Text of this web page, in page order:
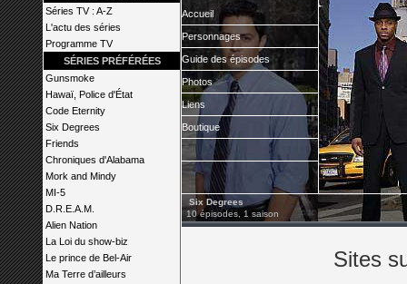
Séries TV : A-Z
L'actu des séries
Programme TV
SÉRIES PRÉFÉRÉES
Gunsmoke
Hawaï, Police d'État
Code Eternity
Six Degrees
Friends
Chroniques d'Alabama
Mork and Mindy
MI-5
D.R.E.A.M.
Alien Nation
La Loi du show-biz
Le prince de Bel-Air
Ma Terre d’ailleurs
Accueil
Personnages
Guide des épisodes
Photos
Liens
Boutique
Six Degrees
10 épisodes, 1 saison
Sites